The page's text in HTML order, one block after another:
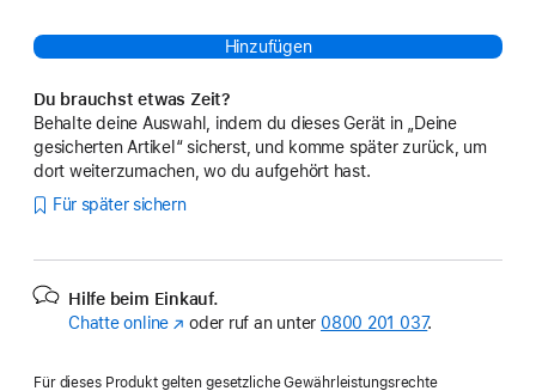
Hinzufügen
Du brauchst etwas Zeit?
Behalte deine Auswahl, indem du dieses Gerät in „Deine
gesicherten Artikel“ sicherst, und komme später zurück, um
dort weiterzumachen, wo du aufgehört hast.
Für später sichern
Hilfe beim Einkauf.
Chatte online (Öffnet
oder ruf an unter 0800 201 037.
Für dieses Produkt gelten gesetzliche Gewährleistungsrechte